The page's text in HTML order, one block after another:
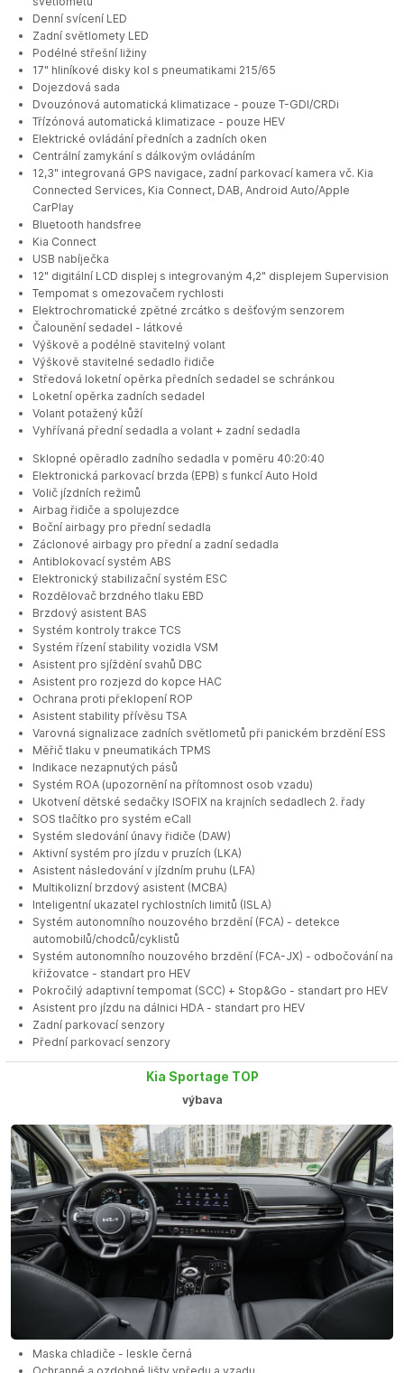
Denní svícení LED
Zadní světlomety LED
Podélné střešní ližiny
17" hliníkové disky kol s pneumatikami 215/65
Dojezdová sada
Dvouzónová automatická klimatizace - pouze T-GDI/CRDi
Třízónová automatická klimatizace - pouze HEV
Elektrické ovládání předních a zadních oken
Centrální zamykání s dálkovým ovládáním
12,3" integrovaná GPS navigace, zadní parkovací kamera vč. Kia
Connected Services, Kia Connect, DAB, Android Auto/Apple
CarPlay
Bluetooth handsfree
Kia Connect
USB nabíječka
12" digitální LCD displej s integrovaným 4,2" displejem Supervision
Tempomat s omezovačem rychlosti
Elektrochromatické zpětné zrcátko s dešťovým senzorem
Čalounění sedadel - látkové
Výškově a podélně stavitelný volant
Výškově stavitelné sedadlo řidiče
Středová loketní opěrka předních sedadel se schránkou
Loketní opěrka zadních sedadel
Volant potažený kůží
Vyhřívaná přední sedadla a volant + zadní sedadla
Sklopné opěradlo zadního sedadla v poměru 40:20:40
Elektronická parkovací brzda (EPB) s funkcí Auto Hold
Volič jízdních režimů
Airbag řidiče a spolujezdce
Boční airbagy pro přední sedadla
Záclonové airbagy pro přední a zadní sedadla
Antiblokovací systém ABS
Elektronický stabilizační systém ESC
Rozdělovač brzdného tlaku EBD
Brzdový asistent BAS
Systém kontroly trakce TCS
Systém řízení stability vozidla VSM
Asistent pro sjíždění svahů DBC
Asistent pro rozjezd do kopce HAC
Ochrana proti překlopení ROP
Asistent stability přívěsu TSA
Varovná signalizace zadních světlometů při panickém brzdění ESS
Měřič tlaku v pneumatikách TPMS
Indikace nezapnutých pásů
Systém ROA (upozornění na přítomnost osob vzadu)
Ukotvení dětské sedačky ISOFIX na krajních sedadlech 2. řady
SOS tlačítko pro systém eCall
Systém sledování únavy řidiče (DAW)
Aktivní systém pro jízdu v pruzích (LKA)
Asistent následování v jízdním pruhu (LFA)
Multikolizní brzdový asistent (MCBA)
Inteligentní ukazatel rychlostních limitů (ISLA)
Systém autonomního nouzového brzdění (FCA) - detekce
automobilů/chodců/cyklistů
Systém autonomního nouzového brzdění (FCA-JX) - odbočování na
křižovatce - standart pro HEV
Pokročilý adaptivní tempomat (SCC) + Stop&Go - standart pro HEV
Asistent pro jízdu na dálnici HDA - standart pro HEV
Zadní parkovací senzory
Přední parkovací senzory
Kia Sportage TOP
výbava
Maska chladiče - leskle černá